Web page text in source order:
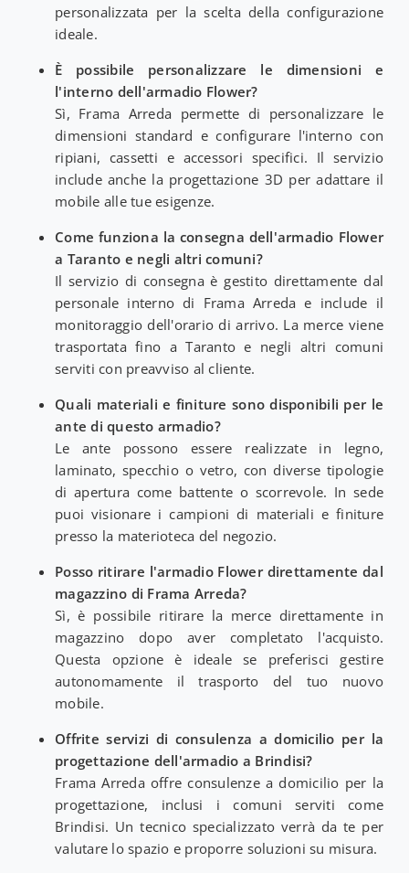
personalizzata per la scelta della configurazione
ideale.
È possibile personalizzare le dimensioni e
l'interno dell'armadio Flower?
Sì, Frama Arreda permette di personalizzare le
dimensioni standard e configurare l'interno con
ripiani, cassetti e accessori specifici. Il servizio
include anche la progettazione 3D per adattare il
mobile alle tue esigenze.
Come funziona la consegna dell'armadio Flower
a Taranto e negli altri comuni?
Il servizio di consegna è gestito direttamente dal
personale interno di Frama Arreda e include il
monitoraggio dell'orario di arrivo. La merce viene
trasportata fino a Taranto e negli altri comuni
serviti con preavviso al cliente.
Quali materiali e finiture sono disponibili per le
ante di questo armadio?
Le ante possono essere realizzate in legno,
laminato, specchio o vetro, con diverse tipologie
di apertura come battente o scorrevole. In sede
puoi visionare i campioni di materiali e finiture
presso la materioteca del negozio.
Posso ritirare l'armadio Flower direttamente dal
magazzino di Frama Arreda?
Sì, è possibile ritirare la merce direttamente in
magazzino dopo aver completato l'acquisto.
Questa opzione è ideale se preferisci gestire
autonomamente il trasporto del tuo nuovo
mobile.
Offrite servizi di consulenza a domicilio per la
progettazione dell'armadio a Brindisi?
Frama Arreda offre consulenze a domicilio per la
progettazione, inclusi i comuni serviti come
Brindisi. Un tecnico specializzato verrà da te per
valutare lo spazio e proporre soluzioni su misura.